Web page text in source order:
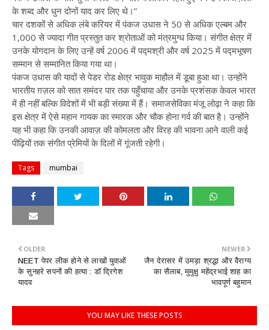
के शब्द और धुन दोनों याद कर लिए थे।”
चार दशकों से अधिक लंबे करियर में पंकज उधास ने 50 से अधिक एल्बम और
1,000 से ज्यादा गीत प्रस्तुत कर श्रोताओं को मंत्रमुग्ध किया। संगीत क्षेत्र में
उनके योगदान के लिए उन्हें वर्ष 2006 में पद्मश्री और वर्ष 2025 में पद्मभूषण
सम्मान से सम्मानित किया गया था।
पंकज उधास की यादों से पेडर रोड क्षेत्र भावुक माहौल में डूबा हुआ था। उन्होंने
भारतीय ग़ज़ल को सात समंदर पार तक पहुँचाया और उनके प्रशंसक केवल भारत​
में ही नहीं बल्कि विदेशों में भी बड़ी संख्या में हैं। समाजसेविका मंजू लोढ़ा ने कहा कि
इस क्षेत्र में ऐसे महान गायक का स्मारक और चौक होना गर्व की बात है। उन्होंने
यह भी कहा कि उनकी आवाज़ की कोमलता और विरह की भावना आने वाली कई
पीढ़ियों तक संगीत प्रेमियों के दिलों में गूंजती रहेगी।
Tags mumbai
NEWER
जैन देरासर में उमड़ा श्रद्धा और वैराग्य
का सैलाब, मुमुक्षु महेंद्रभाई शाह का
भावपूर्ण बहुमान
OLDER
NEET पेपर लीक होने से लाखों युवाओं
के सुनहरे सपनों की हत्या : डॉ द्रिगेश
यादव
YOU MAY LIKE THESE POSTS